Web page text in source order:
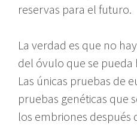
reservas para el futuro.
La verdad es que no
del óvulo que se pueda
Las únicas pruebas de
pruebas genéticas que
los embriones después